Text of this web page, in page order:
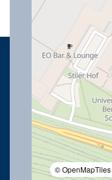
© OpenMapTiles